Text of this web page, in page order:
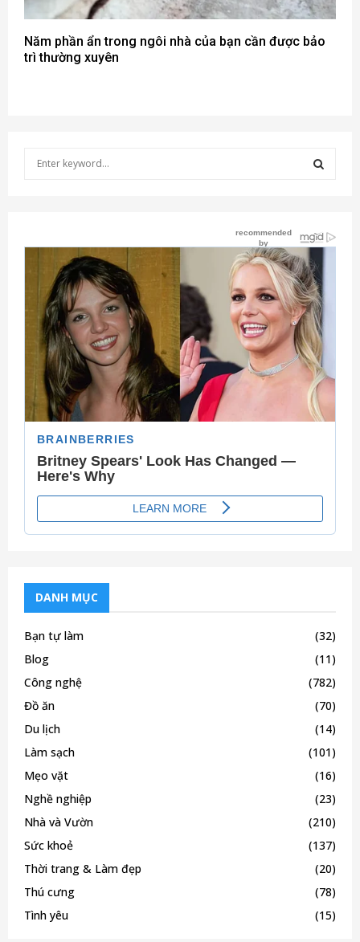
Năm phần ẩn trong ngôi nhà của bạn cần được bảo
trì thường xuyên
:
A
R
C
H
DANH MỤC
Bạn tự làm
(32)
Blog
(11)
Công nghệ
(782)
Đồ ăn
(70)
Du lịch
(14)
Làm sạch
(101)
Mẹo vặt
(16)
Nghề nghiệp
(23)
Nhà và Vườn
(210)
Sức khoẻ
(137)
Thời trang & Làm đẹp
(20)
Thú cưng
(78)
Tình yêu
(15)